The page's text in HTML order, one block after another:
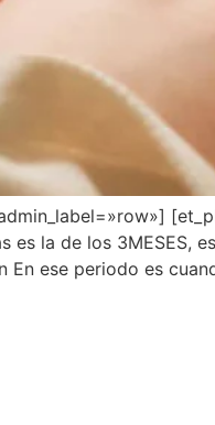
es la de los
En ese periodo es